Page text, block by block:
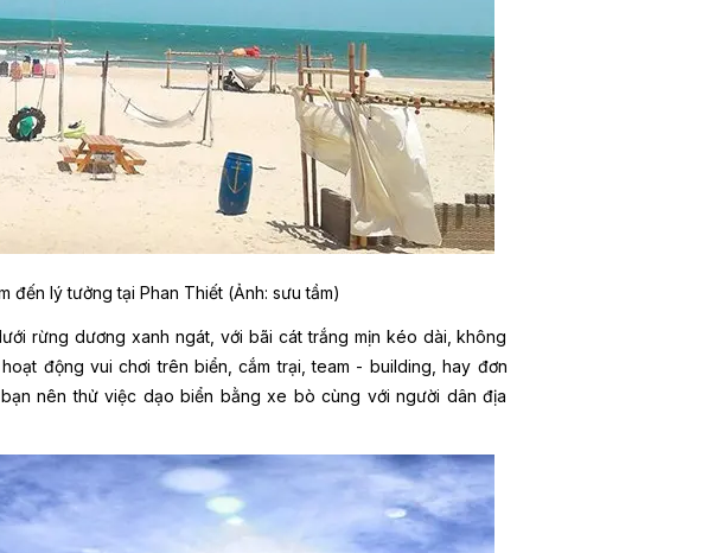
đến lý tưởng tại Phan Thiết (Ảnh: sưu tầm)
rừng dương xanh ngát, với bãi cát trắng mịn kéo dài, không
động vui chơi trên biển, cắm trại, team - building, hay đơn
nên thử việc dạo biển bằng xe bò cùng với người dân địa